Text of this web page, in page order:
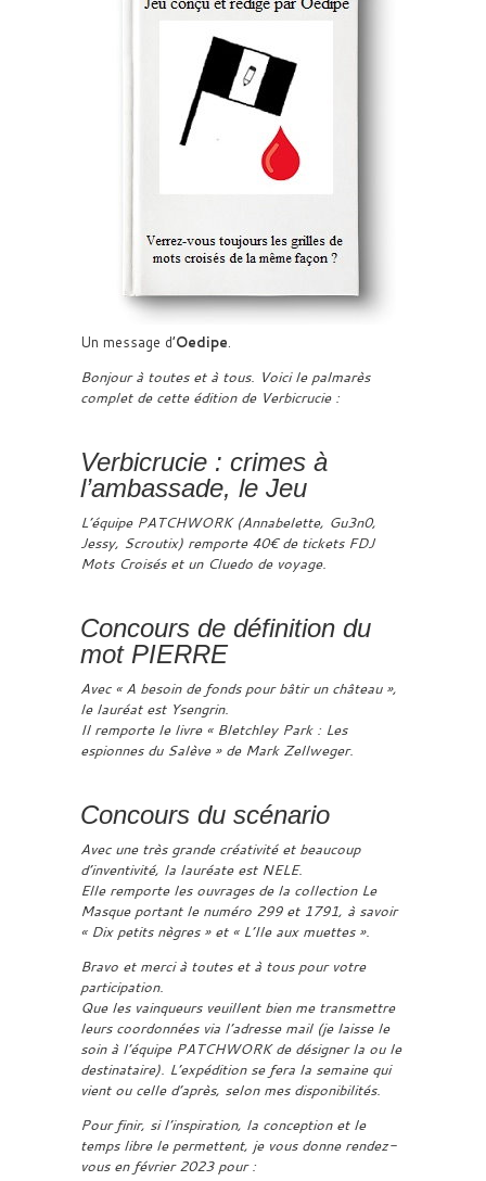
Un message d’Oedipe.
Bonjour à toutes et à tous. Voici le palmarès
complet de cette édition de Verbicrucie :
Verbicrucie : crimes à
l’ambassade, le Jeu
L’équipe PATCHWORK (Annabelette, Gu3n0,
Jessy, Scroutix) remporte 40€ de tickets FDJ
Mots Croisés et un Cluedo de voyage.
Concours de définition du
mot PIERRE
Avec « A besoin de fonds pour bâtir un château »,
le lauréat est Ysengrin.
Il remporte le livre « Bletchley Park : Les
espionnes du Salève » de Mark Zellweger.
Concours du scénario
Avec une très grande créativité et beaucoup
d’inventivité, la lauréate est NELE.
Elle remporte les ouvrages de la collection Le
Masque portant le numéro 299 et 1791, à savoir
« Dix petits nègres » et « L’Ile aux muettes ».
Bravo et merci à toutes et à tous pour votre
participation.
Que les vainqueurs veuillent bien me transmettre
leurs coordonnées via l’adresse mail (je laisse le
soin à l’équipe PATCHWORK de désigner la ou le
destinataire). L’expédition se fera la semaine qui
vient ou celle d’après, selon mes disponibilités.
Pour finir, si l’inspiration, la conception et le
temps libre le permettent, je vous donne rendez-
vous en février 2023 pour :